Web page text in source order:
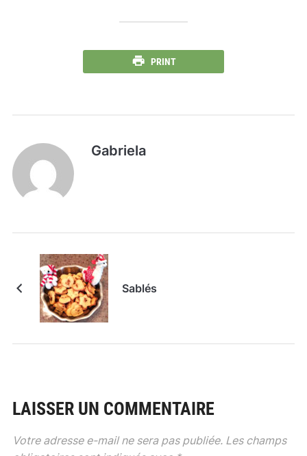
PRINT
Gabriela
Sablés
LAISSER UN COMMENTAIRE
Votre adresse e-mail ne sera pas publiée. Les champs